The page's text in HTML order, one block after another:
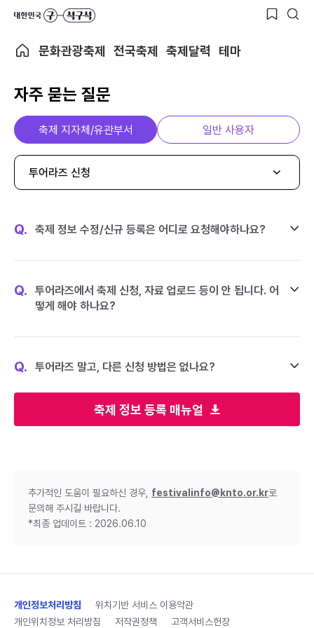
문화관광축제 전국축제 축제달력 테마
자주 묻는 질문
축제 정보 등록 매뉴얼
축제 지자체/유관부서 일반 사용자
투어라즈 신청
Q. 축제 정보 수정/신규 등록은 어디로 요청해야하나요?
Q.
투어라즈에서 축제 신청, 자료 업로드 등이 안 됩니다. 어
떻게 해야 하나요?
Q. 투어라즈 말고, 다른 신청 방법은 없나요?
추가적인 도움이 필요하신 경우, festivalinfo@knto.or.kr로
문의해 주시길 바랍니다.
*최종 업데이트 : 2026.06.10
개인정보처리방침
위치기반 서비스 이용약관
개인위치정보 처리방침
저작권정책 고객서비스헌장